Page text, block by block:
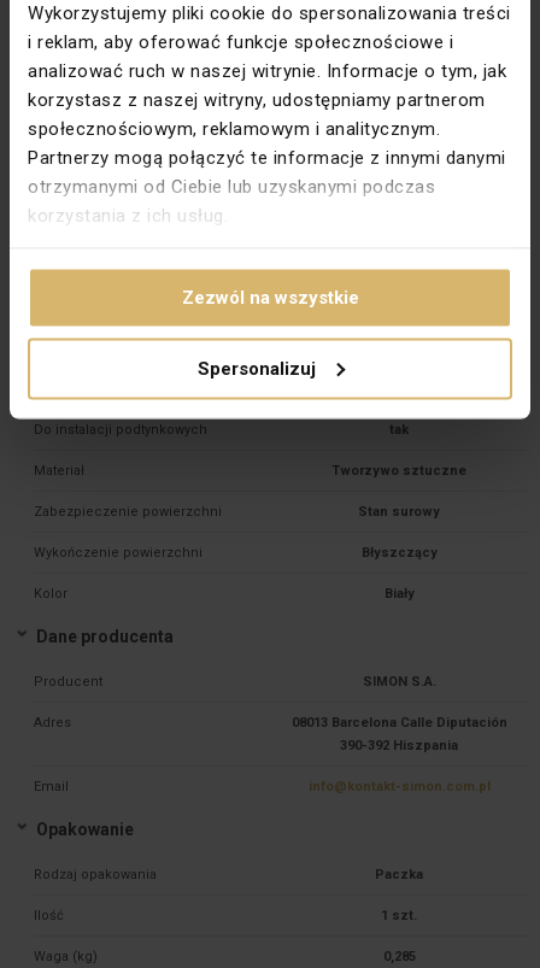
Wykorzystujemy pliki cookie do spersonalizowania treści
i reklam, aby oferować funkcje społecznościowe i
analizować ruch w naszej witrynie. Informacje o tym, jak
korzystasz z naszej witryny, udostępniamy partnerom
społecznościowym, reklamowym i analitycznym.
Partnerzy mogą połączyć te informacje z innymi danymi
otrzymanymi od Ciebie lub uzyskanymi podczas
korzystania z ich usług.
Zezwól na wszystkie
Spersonalizuj
Szerokość [mm] 312
Wysokość [mm] 94
Zabezpieczenie powierzchni Naturalne
Wykończenie powierzchni Błyszczące
Kierunek montażu Uniwersalny
Pozostałe dane techniczne
Do instalacji podtynkowych tak
Materiał Tworzywo sztuczne
Zabezpieczenie powierzchni Stan surowy
Wykończenie powierzchni Błyszczący
Kolor Biały
Dane producenta
Producent SIMON S.A.
Adres
08013 Barcelona Calle Diputación
390-392 Hiszpania
Email info@kontakt-simon.com.pl
Opakowanie
Rodzaj opakowania Paczka
Ilość 1 szt.
Waga (kg) 0,285